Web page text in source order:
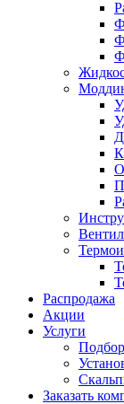
Распродажа
Акции
Услуги
Заказать